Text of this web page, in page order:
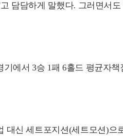
담담하게 말했다. 그러면서
에서 3승 1패 6홀드 평균자
신 세트포지션(세트모션)으